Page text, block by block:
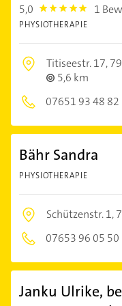
5,0 5.0 1
PHYSIOTHERAPIE
Titiseestr. 17,
5,6 km
07651 93 48 82
Bähr Sandra
PHYSIOTHERAPIE
Schützenstr. 1,
07653 96 05 50
Janku Ulrike,